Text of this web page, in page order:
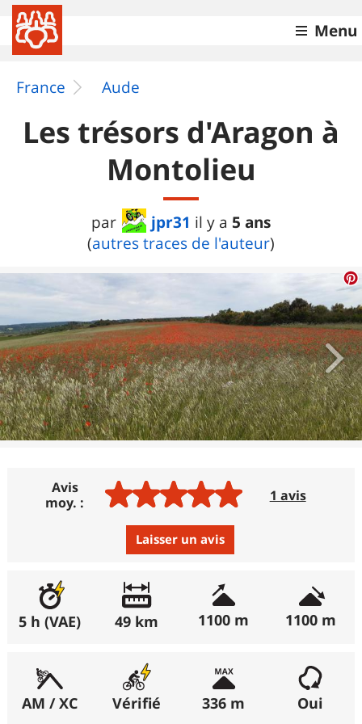
Menu
France Aude
Les trésors d'Aragon à
Montolieu
par jpr31 il y a 5 ans
(autres traces de l'auteur)
Avis
moy. :
1 avis
Laisser un avis
Excellent:
100%
Moyen
Médiocre:
0%
5 h (VAE) 49 km 1100 m 1100 m
AM / XC Vérifié 336 m Oui